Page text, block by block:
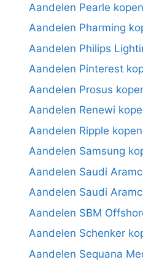
Aandelen Pearle kopen
Aandelen Pharming
Aandelen Philips
Aandelen Pinterest
Aandelen Prosus
Aandelen Renewi
Aandelen Ripple kopen
Aandelen Samsung
Aandelen Saudi
Aandelen Saudi
Aandelen SBM
Aandelen Schenker
Aandelen Sequana